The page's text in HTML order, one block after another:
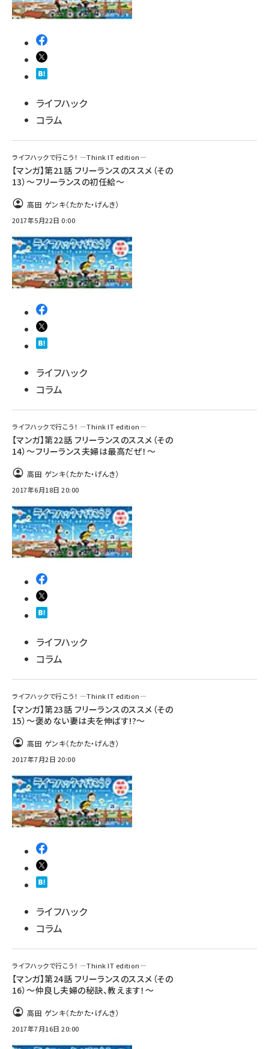
ライフハック
コラム
ライフハックで行こう！ ―Think IT edition―
【マンガ】第21話 フリーランスのススメ（その
13）～フリーランスの初任給～
高田 ゲンキ（たかた・げんき）
2017年5月22日 0:00
ライフハック
コラム
ライフハックで行こう！ ―Think IT edition―
【マンガ】第22話 フリーランスのススメ（その
14）～フリーランス夫婦は最高だぜ！～
高田 ゲンキ（たかた・げんき）
2017年6月18日 20:00
ライフハック
コラム
ライフハックで行こう！ ―Think IT edition―
【マンガ】第23話 フリーランスのススメ（その
15）～褒めない妻は夫を伸ばす!?～
高田 ゲンキ（たかた・げんき）
2017年7月2日 20:00
ライフハック
コラム
ライフハックで行こう！ ―Think IT edition―
【マンガ】第24話 フリーランスのススメ（その
16）～仲良し夫婦の秘訣、教えます！～
高田 ゲンキ（たかた・げんき）
2017年7月16日 20:00